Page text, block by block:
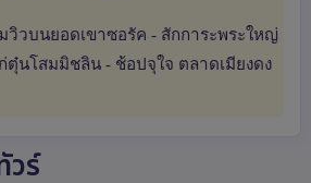
วิวบนยอดเขาซอรัค - สักการะพระใหญ่
ตุ๋นโสมมิชลิน - ช้อปจุใจ ตลาดเมียงดง
วร์